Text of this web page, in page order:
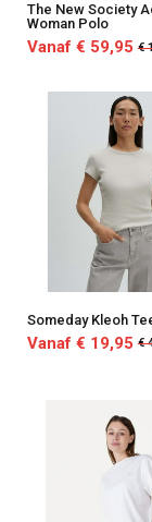
The New Society
Woman Polo
Vanaf € 59,95 €
Someday Kleoh
Vanaf € 19,95 €